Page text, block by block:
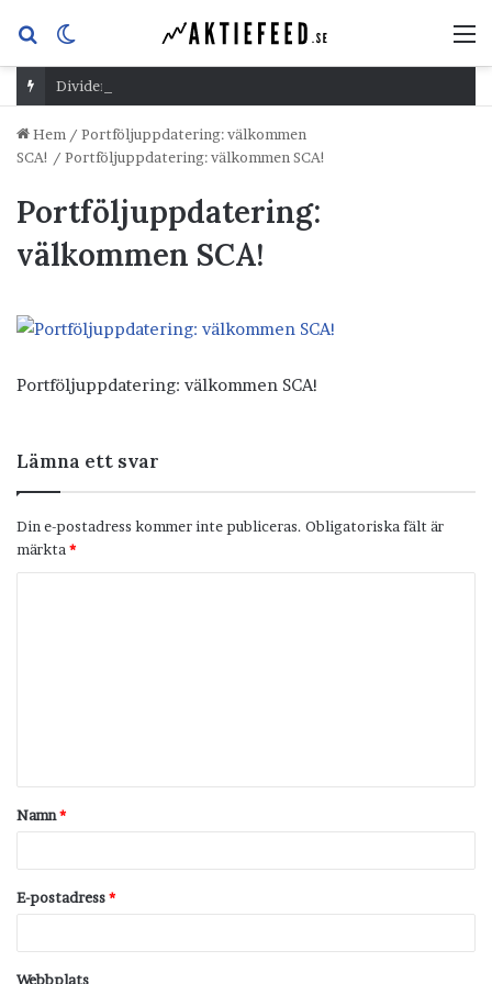
Sök
efterskin
Dividend Overshoot Day
Hem / Portföljuppdatering: välkommen
SCA! / Portföljuppdatering: välkommen SCA!
Portföljuppdatering:
välkommen SCA!
Portföljuppdatering: välkommen SCA!
Lämna ett svar
Din e-postadress kommer inte publiceras. Obligatoriska fält är
märkta *
t
a
Namn*
E-postadress*
Webbplats